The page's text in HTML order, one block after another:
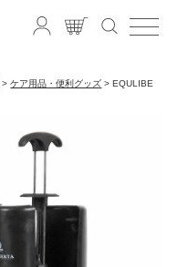
ケア用品・便利グッズ
EQULIBE